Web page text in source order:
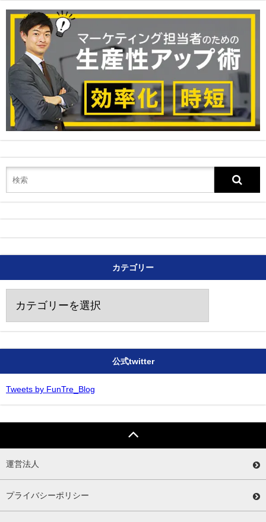
カテゴリー
ゴ
リ
ー
公式twitter
Tweets by FunTre_Blog
運営法人
プライバシーポリシー